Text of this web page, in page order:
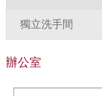
獨立洗手間
辦公室